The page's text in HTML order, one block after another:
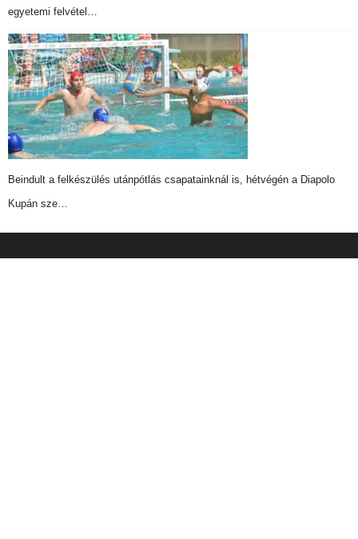
egyetemi felvétel…
Beindult a felkészülés utánpótlás csapatainknál is, hétvégén a Diapolo
Kupán sze…